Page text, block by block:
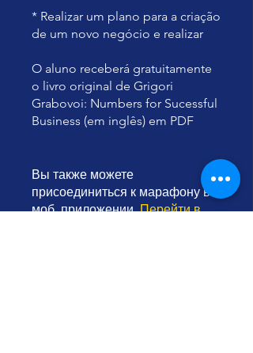
* Realizar um plano para a criação
de um novo negócio e realizar
O aluno receberá gratuitamente
o livro original de Grigori
Grabovoi: Numbers for Sucessful
Business (em inglês) em PDF
Вы также можете
присоединиться к марафону в
моб. приложении. Перейти в